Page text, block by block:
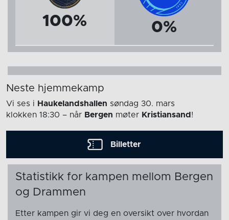
100% 0%
Neste hjemmekamp
Vi ses i Haukelandshallen søndag 30. mars
klokken 18:30 – når Bergen møter Kristiansand !
Billetter
Statistikk for kampen mellom Bergen
og Drammen
Etter kampen gir vi deg en oversikt over hvordan